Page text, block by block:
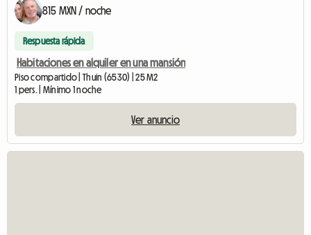
815 MXN / noche
Respuesta rápida
Habitaciones en alquiler en una mansión
Piso compartido | Thuin (6530) | 25 M2
1 pers. | Mínimo 1 noche
Ver anuncio